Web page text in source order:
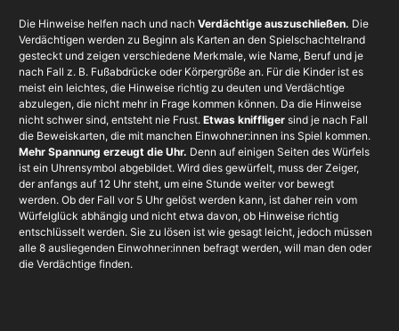
Die Hinweise helfen nach und nach Verdächtige auszuschließen. Die
Verdächtigen werden zu Beginn als Karten an den Spielschachtelrand
gesteckt und zeigen verschiedene Merkmale, wie Name, Beruf und je
nach Fall z. B. Fußabdrücke oder Körpergröße an. Für die Kinder ist es
meist ein leichtes, die Hinweise richtig zu deuten und Verdächtige
abzulegen, die nicht mehr in Frage kommen können. Da die Hinweise
nicht schwer sind, entsteht nie Frust. Etwas kniffligersind je nach Fall
die Beweiskarten, die mit manchen Einwohner:innen ins Spiel kommen.
Mehr Spannung erzeugt die Uhr. Denn auf einigen Seiten des Würfels
ist ein Uhrensymbol abgebildet. Wird dies gewürfelt, muss der Zeiger,
der anfangs auf 12 Uhr steht, um eine Stunde weiter vor bewegt
werden. Ob der Fall vor 5 Uhr gelöst werden kann, ist daher rein vom
Würfelglück abhängig und nicht etwa davon, ob Hinweise richtig
entschlüsselt werden. Sie zu lösen ist wie gesagt leicht, jedoch müssen
alle 8 ausliegenden Einwohner:innen befragt werden, will man den oder
die Verdächtige finden.